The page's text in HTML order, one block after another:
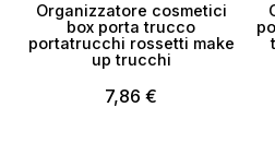
Organizzatore cosmetici
box porta trucco
portatrucchi rossetti make
up trucchi
7,86 €